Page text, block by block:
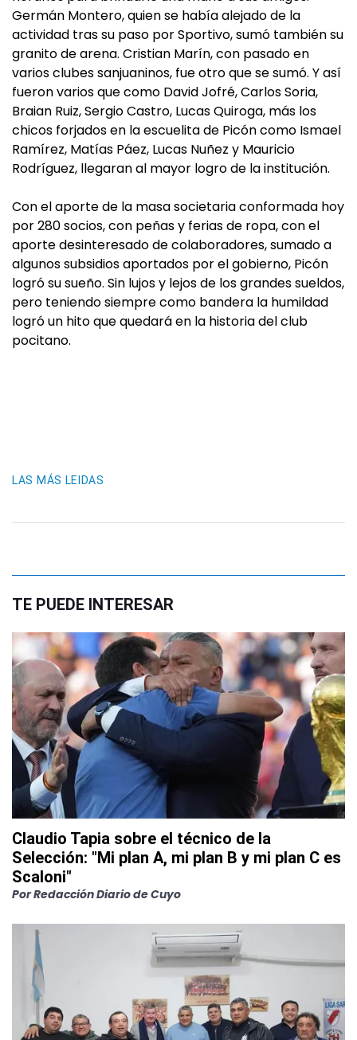
Germán Montero, quien se había alejado de la
actividad tras su paso por Sportivo, sumó también su
granito de arena. Cristian Marín, con pasado en
varios clubes sanjuaninos, fue otro que se sumó. Y así
fueron varios que como David Jofré, Carlos Soria,
Braian Ruiz, Sergio Castro, Lucas Quiroga, más los
chicos forjados en la escuelita de Picón como Ismael
Ramírez, Matías Páez, Lucas Nuñez y Mauricio
Rodríguez, llegaran al mayor logro de la institución.
Con el aporte de la masa societaria conformada hoy
por 280 socios, con peñas y ferias de ropa, con el
aporte desinteresado de colaboradores, sumado a
algunos subsidios aportados por el gobierno, Picón
logró su sueño. Sin lujos y lejos de los grandes sueldos,
pero teniendo siempre como bandera la humildad
logró un hito que quedará en la historia del club
pocitano.
LAS MÁS LEIDAS
TE PUEDE INTERESAR
Claudio Tapia sobre el técnico de la
Selección: "Mi plan A, mi plan B y mi plan C es
Scaloni"
PorRedacción Diario de Cuyo